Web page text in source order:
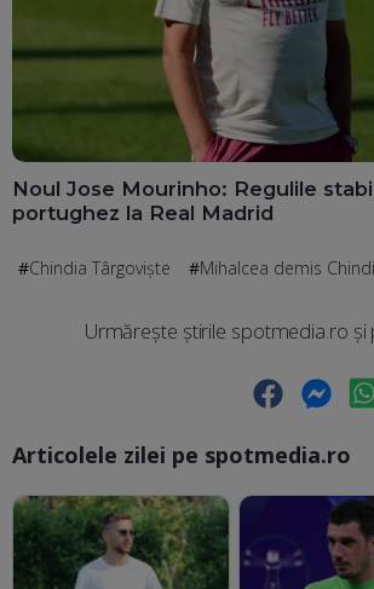
Noul Jose Mourinho: Regulile
portughez la Real Madrid
Chindia Târgoviște Mihalcea demis
Urmărește știrile spotmedia.ro și
Facebook
Articolele zilei pe spotmedia.ro